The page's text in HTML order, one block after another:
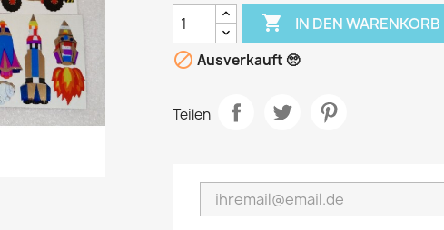
 IN DEN WARENKORB
 Ausverkauft 🥺
Teilen